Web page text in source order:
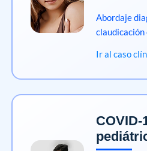
Abordaje
claudicación
Ir al caso
COVID-